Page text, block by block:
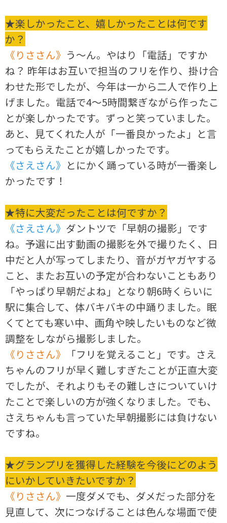
★楽しかったこと、嬉しかったことは何です
か？
《りささん》 う～ん。やはり「電話」ですか
ね？ 昨年はお互いで担当のフリを作り、掛け合
わせた形でしたが、今年は一から二人で作り上
げました。電話で4～5時間繋ぎながら作ったこ
とが楽しかったです。ずっと笑っていました。
あと、見てくれた人が「一番良かったよ」と言
ってもらえたことが嬉しかったです。
《さえさん》 とにかく踊っている時が一番楽し
かったです！
★特に大変だったことは何ですか？
《さえさん》 ダントツで「早朝の撮影」です
ね。予選に出す動画の撮影を外で撮りたく、日
中だと人が写ってしまたり、音がガヤガヤする
こと、またお互いの予定が合わないこともあり
「やっぱり早朝だよね」となり朝6時くらいに
駅に集合して、体バキバキの中踊りました。眠
くてとても寒い中、画角や映したいものなど微
調整をしながら撮影しました。
《りささん》
「フリを覚えること」です。さえ
ちゃんのフリが早く難しすぎたことが正直大変
でしたが、それよりもその難しさについていけ
たことで楽しいの方が強くなりました。でも、
さえちゃんも言っていた早朝撮影には負けない
ですね。
★グランプリを獲得した経験を今後にどのよう
にいかしていきたいですか？
《りささん》 一度ダメでも、ダメだった部分を
見直して、次につなげることは色んな場面で使